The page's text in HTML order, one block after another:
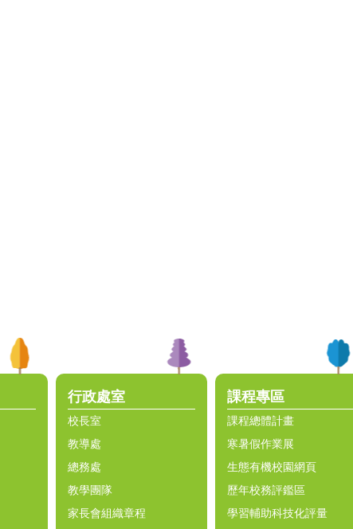
行政處室
校長室
教導處
總務處
教學團隊
家長會組織章程
課程專區
課程總體計畫
寒暑假作業展
生態有機校園網頁
歷年校務評鑑區
學習輔助科技化評量